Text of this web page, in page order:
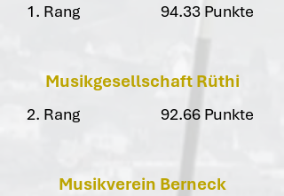
1. Rang 94.33 Punkte
Musikgesellschaft Rüthi
2. Rang 92.66 Punkte
Musikverein Berneck